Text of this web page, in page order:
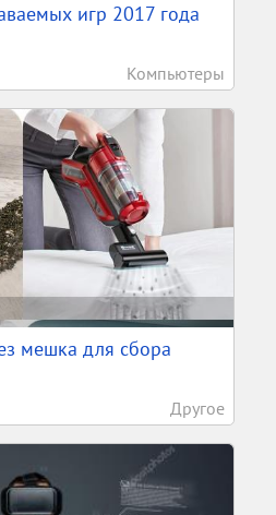
игр 2017 года
Компьютеры
мешка для сбора
Другое